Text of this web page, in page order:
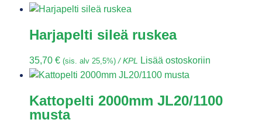
Harjapelti sileä ruskea
35,70 € (sis. alv 25,5%) / KPL Lisää ostoskoriin
Kattopelti 2000mm JL20/1100
musta